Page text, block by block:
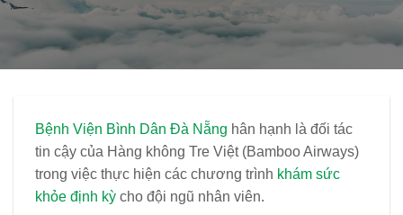
Bệnh Viện Bình Dân Đà Nẵng hân hạnh là đối tác
tin cậy của Hàng không Tre Việt (Bamboo Airways)
trong việc thực hiện các chương trình khám sức
khỏe định kỳ cho đội ngũ nhân viên.